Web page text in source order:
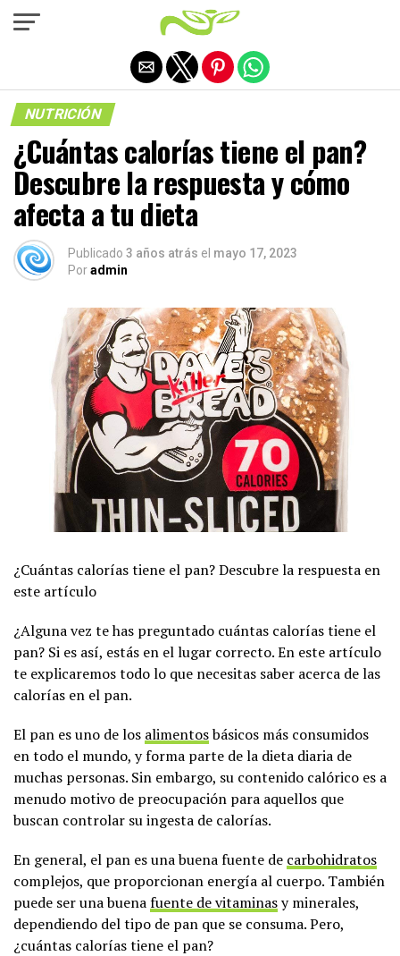
NUTRICIÓN
¿Cuántas calorías tiene el pan?
Descubre la respuesta y cómo
afecta a tu dieta
Publicado 3 años atrás el mayo 17, 2023
Poradmin
¿Cuántas calorías tiene el pan? Descubre la respuesta en
este artículo
¿Alguna vez te has preguntado cuántas calorías tiene el
pan? Si es así, estás en el lugar correcto. En este artículo
te explicaremos todo lo que necesitas saber acerca de las
calorías en el pan.
El pan es uno de los alimentosbásicos más consumidos
en todo el mundo, y forma parte de la dieta diaria de
muchas personas. Sin embargo, su contenido calórico es a
menudo motivo de preocupación para aquellos que
buscan controlar su ingesta de calorías.
En general, el pan es una buena fuente de carbohidratos
complejos, que proporcionan energía al cuerpo. También
puede ser una buenafuente de vitaminasy minerales,
dependiendo del tipo de pan que se consuma. Pero,
¿cuántas calorías tiene el pan?
Salir de la versión móvil